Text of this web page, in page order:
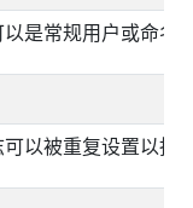
是常规用户或命名
以被重复设置以指